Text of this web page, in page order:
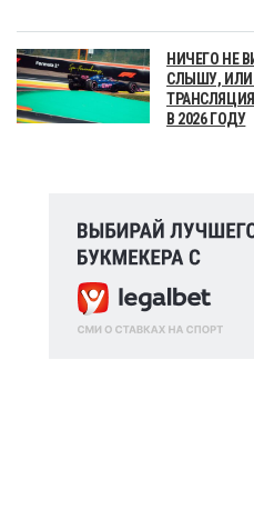
НИЧЕГО НЕ
СЛЫШУ, ИЛИ
В 2026 ГОДУ